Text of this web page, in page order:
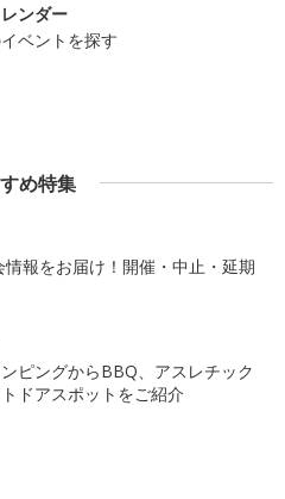
ンダー
ベントを探す
め特集
報をお届け！開催・中止・延期
ピングからBBQ、アスレチック
ドアスポットをご紹介